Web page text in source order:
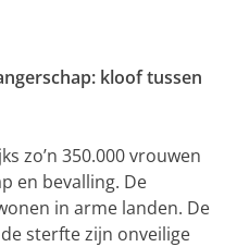
kloof tussen
zo’n 350.000 vrouwen
en bevalling. De
in arme landen. De
sterfte zijn onveilige